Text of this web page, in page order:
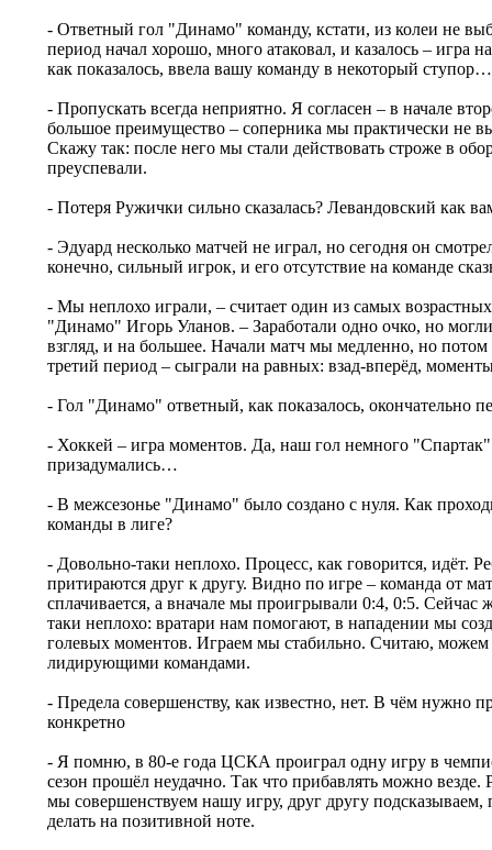
- Ответный гол "Динамо" команду, кстати, из колеи не
период начал хорошо, много атаковал, и казалось – игра
как показалось, ввела вашу команду в некоторый
- Пропускать всегда неприятно. Я согласен – в начале
большое преимущество – соперника мы практически не
Скажу так: после него мы стали действовать строже в
преуспевали.
- Потеря Ружички сильно сказалась? Левандовский как
- Эдуард несколько матчей не играл, но сегодня он
конечно, сильный игрок, и его отсутствие на команде
- Мы неплохо играли, – считает один из самых
"Динамо" Игорь Уланов. – Заработали одно очко, но
взгляд, и на большее. Начали матч мы медленно, но
третий период – сыграли на равных: взад-вперёд,
- Гол "Динамо" ответный, как показалось, окончательно
- Хоккей – игра моментов. Да, наш гол немного
призадумались…
- В межсезонье "Динамо" было создано с нуля. Как
команды в лиге?
- Довольно-таки неплохо. Процесс, как говорится, идёт.
притираются друг к другу. Видно по игре – команда от
сплачивается, а вначале мы проигрывали 0:4, 0:5. Сейчас
таки неплохо: вратари нам помогают, в нападении мы
голевых моментов. Играем мы стабильно. Считаю, можем
лидирующими командами.
- Предела совершенству, как известно, нет. В чём нужно
конкретно
- Я помню, в 80-е года ЦСКА проиграл одну игру в
сезон прошёл неудачно. Так что прибавлять можно
мы совершенствуем нашу игру, друг другу подсказываем,
делать на позитивной ноте.